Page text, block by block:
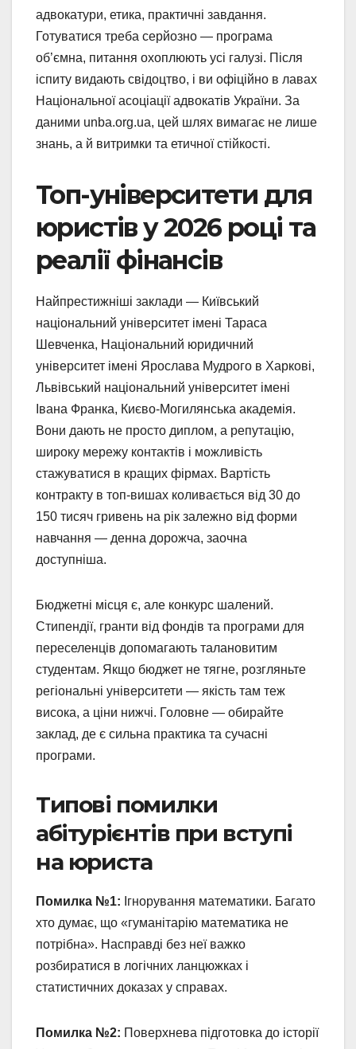
адвокатури, етика, практичні завдання.
Готуватися треба серйозно — програма
об’ємна, питання охоплюють усі галузі. Після
іспиту видають свідоцтво, і ви офіційно в лавах
Національної асоціації адвокатів України. За
даними unba.org.ua, цей шлях вимагає не лише
знань, а й витримки та етичної стійкості.
Топ-університети для
юристів у 2026 році та
реалії фінансів
Найпрестижніші заклади — Київський
національний університет імені Тараса
Шевченка, Національний юридичний
університет імені Ярослава Мудрого в Харкові,
Львівський національний університет імені
Івана Франка, Києво-Могилянська академія.
Вони дають не просто диплом, а репутацію,
широку мережу контактів і можливість
стажуватися в кращих фірмах. Вартість
контракту в топ-вишах коливається від 30 до
150 тисяч гривень на рік залежно від форми
навчання — денна дорожча, заочна
доступніша.
Бюджетні місця є, але конкурс шалений.
Стипендії, гранти від фондів та програми для
переселенців допомагають талановитим
студентам. Якщо бюджет не тягне, розгляньте
регіональні університети — якість там теж
висока, а ціни нижчі. Головне — обирайте
заклад, де є сильна практика та сучасні
програми.
Типові помилки
абітурієнтів при вступі
на юриста
Помилка №1: Ігнорування математики. Багато
хто думає, що «гуманітарію математика не
потрібна». Насправді без неї важко
розбиратися в логічних ланцюжках і
статистичних доказах у справах.
Помилка №2: Поверхнева підготовка до історії